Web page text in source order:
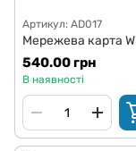
Артикул: AD017
Мережева карта
540.00 грн
В наявності